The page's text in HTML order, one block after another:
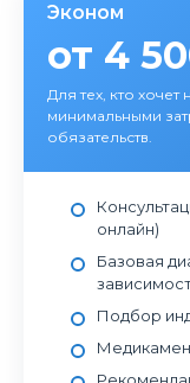
Эконом
от 4
Для тех, кто хочет
минимальными
обязательств.
онлайн)
Базовая
Подбор